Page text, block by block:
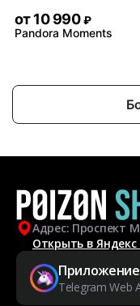
от10 990 ₽
Pandora Moments
Адрес: Проспект
Открыть в Яндекс
Telegram Web